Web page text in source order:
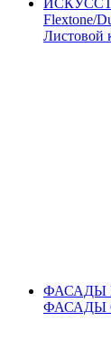
Flextone/
Листовой
ФАСАДЫ
ФАСАДЫ